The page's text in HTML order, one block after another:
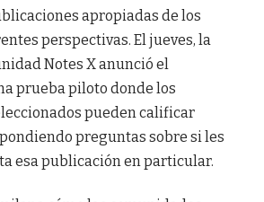
apropiadas de los
perspectivas. El jueves, la
Notes X anunció el
prueba piloto donde los
pueden calificar
preguntas sobre si les
esa publicación en particular.